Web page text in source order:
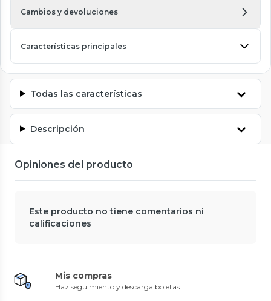
Cambios y devoluciones
Características principales
Todas las características
Descripción
Opiniones del producto
Este producto no tiene comentarios ni
calificaciones
Mis compras
Haz seguimiento y descarga boletas